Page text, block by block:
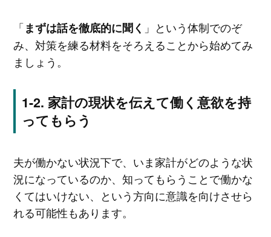
「まずは話を徹底的に聞く 」という体制でのぞ
み、対策を練る材料をそろえることから始めてみ
ましょう。
家計の現状を伝えて働く意欲を持
ってもらう
夫が働かない状況下で、いま家計がどのような状
況になっているのか、知ってもらうことで働かな
くてはいけない、という方向に意識を向けさせら
れる可能性もあります。